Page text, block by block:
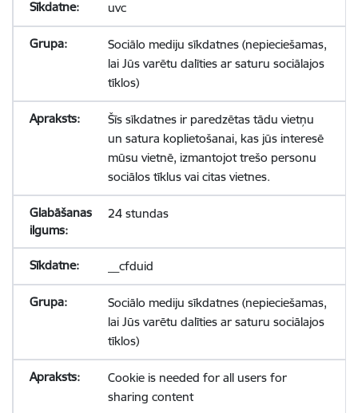
uvc
Sociālo mediju sīkdatnes (nepieciešamas,
lai Jūs varētu dalīties ar saturu sociālajos
tīklos)
Šīs sīkdatnes ir paredzētas tādu vietņu
un satura koplietošanai, kas jūs interesē
mūsu vietnē, izmantojot trešo personu
sociālos tīklus vai citas vietnes.
24 stundas
__cfduid
Sociālo mediju sīkdatnes (nepieciešamas,
lai Jūs varētu dalīties ar saturu sociālajos
tīklos)
Cookie is needed for all users for
sharing content